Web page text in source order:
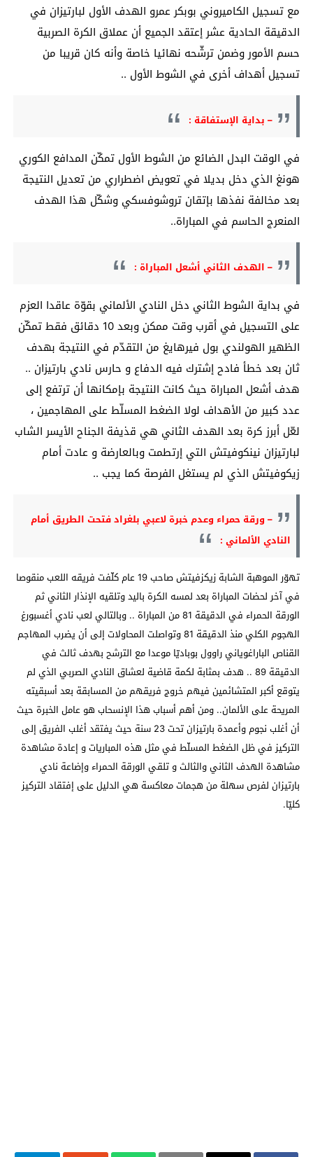
مع تسجيل الكاميروني بوبكر عمرو الهدف الأول لبارتيزان في
الدقيقة الحادية عشر إعتقد الجميع أن عملاق الكرة الصربية
حسم الأمور وضمن ترشّحه نهائيا خاصة وأنه كان قريبا من
تسجيل أهداف أخرى في الشوط الأول ..
– بداية الإستفاقة :
في الوقت البدل الضائع من الشوط الأول تمكّن المدافع الكوري
هونغ الذي دخل بديلا في تعويض اضطراري من تعديل النتيجة
بعد مخالفة نفذها بإتقان تروشوفسكي وشكّل هذا الهدف
المنعرج الحاسم في المباراة..
– الهدف الثاني أشعل المباراة :
في بداية الشوط الثاني دخل النادي الألماني بقوّة عاقدا العزم
على التسجيل في أقرب وقت ممكن وبعد 10 دقائق فقط تمكّن
الظهير الهولندي بول فيرهايغ من التقدّم في النتيجة بهدف
ثان بعد خطأ فادح إشترك فيه الدفاع و حارس نادي بارتيزان ..
هدف أشعل المباراة حيث كانت النتيجة بإمكانها أن ترتفع إلى
عدد كبير من الأهداف لولا الضغط المسلّط على المهاجمين ،
لعّل أبرز كرة بعد الهدف الثاني هي قذيفة الجناح الأيسر الشاب
لبارتيزان نينكوفيتش التي إرتطمت وبالعارضة و عادت أمام
زيكوفيتش الذي لم يستغل الفرصة كما يجب ..
– ورقة حمراء وعدم خبرة لاعبي بلغراد فتحت الطريق أمام
النادي الألماني :
تهوّر الموهبة الشابة زيكزفيتش صاحب 19 عام كلّفت فريقه اللعب منقوصا
في آخر لحضات المباراة بعد لمسه الكرة باليد وتلقيه الإنذار الثاني ثم
الورقة الحمراء في الدقيقة 81 من المباراة .. وبالتالي لعب نادي أغسبورغ
الهجوم الكلي منذ الدقيقة 81 وتواصلت المحاولات إلى أن يضرب المهاجم
القناص الباراغوياني راوول بوباديّا موعدا مع الترشح بهدف ثالث في
الدقيقة 89 .. هدف بمثابة لكمة قاضية لعشاق النادي الصربي الذي لم
يتوقع أكبر المتشائمين فيهم خروج فريقهم من المسابقة بعد أسبقيته
المريحة على الألمان.. ومن أهم أسباب هذا الإنسحاب هو عامل الخبرة حيث
أن أغلب نجوم وأعمدة بارتيزان تحت 23 سنة حيث يفتقد أغلب الفريق إلى
التركيز في ظل الضغط المسلّط في مثل هذه المباريات و إعادة مشاهدة
مشاهدة الهدف الثاني والثالث و تلقي الورقة الحمراء وإضاعة نادي
بارتيزان لفرص سهلة من هجمات معاكسة هي الدليل على إفتقاد التركيز
كليّا.